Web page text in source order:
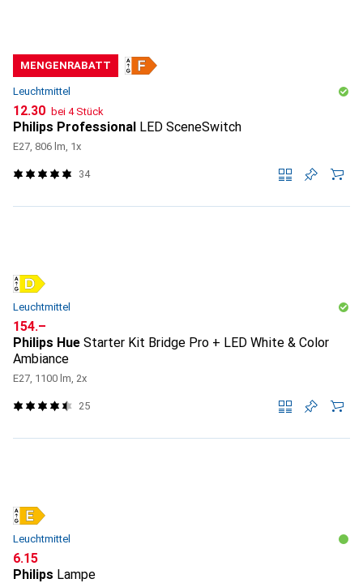
MENGENRABATT
Leuchtmittel
CHF
12.30 bei 4 Stück
Philips Professional LED SceneSwitch
E27, 806 lm, 1x
34
Leuchtmittel
CHF
154.–
Philips Hue Starter Kit Bridge Pro + LED White & Color
Ambiance
E27, 1100 lm, 2x
25
Leuchtmittel
CHF
6.15
Philips Lampe